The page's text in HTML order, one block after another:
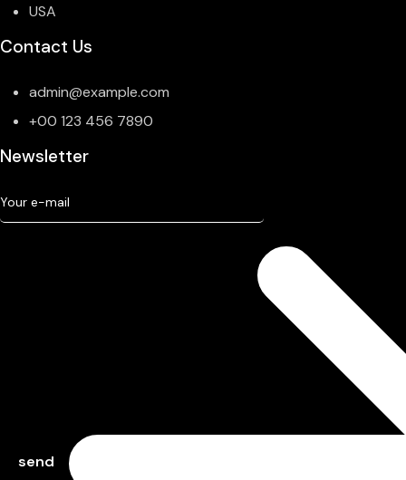
USA
Contact Us
admin@example.com
+00 123 456 7890
Newsletter
send